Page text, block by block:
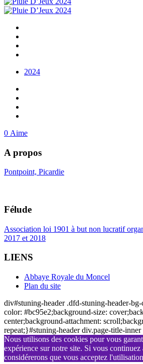
2024
0 Aime
A propos
Pontpoint, Picardie
Félude
Association loi 1901 à but non lucratif
2017 et 2018
LIENS
Abbaye Royale du Moncel
Plan du site
div#stuning-header .dfd-stuning-header-
color: #bc95e2;background-size:
center;background-attachment:
repeat;}#stuning-header div.page-title-
Nous utilisons des cookies pour vous
expérience sur notre site. Si vous
considérerons que vous acceptez